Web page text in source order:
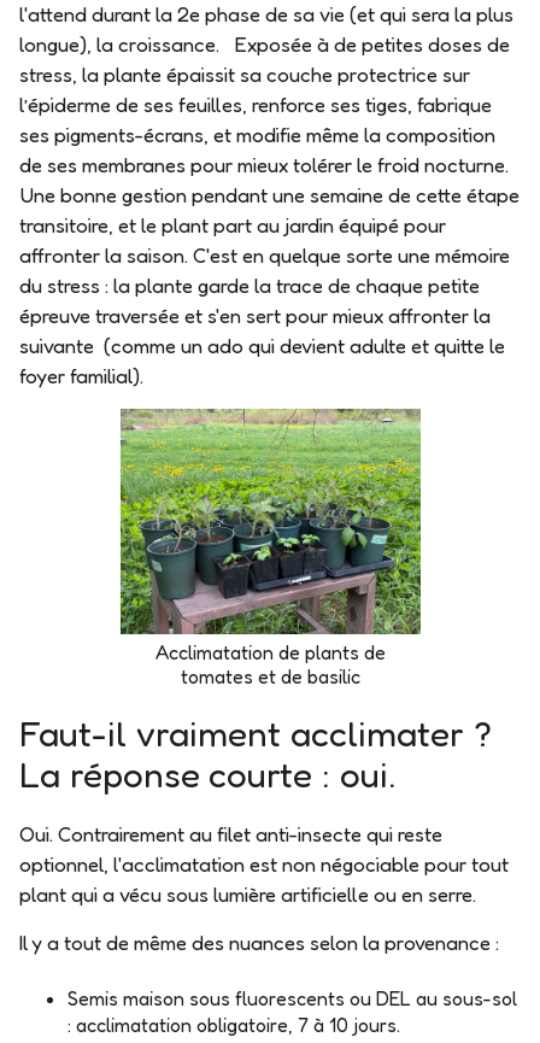
l'attend durant la 2e phase de sa vie (et qui sera la plus
longue), la croissance.
Exposée à de petites doses de
stress, la plante épaissit sa couche protectrice sur
l’épiderme de ses feuilles, renforce ses tiges, fabrique
ses pigments-écrans, et modifie même la composition
de ses membranes pour mieux tolérer le froid nocturne.
Une bonne gestion pendant une semaine de cette étape
transitoire, et le plant part au jardin équipé pour
affronter la saison. C'est en quelque sorte une mémoire
du stress: la plante garde la trace de chaque petite
épreuve traversée et s'en sert pour mieux affronter la
suivante (comme un ado qui devient adulte et quitte le
foyer familial).
Acclimatation de plants de
tomates et de basilic
Faut-il vraiment acclimater ?
La réponse courte : oui.
Oui. Contrairement au filet anti-insecte qui reste
optionnel, l'acclimatation est non négociable pour tout
plant qui a vécu sous lumière artificielle ou en serre.
Il y a tout de même desnuances selon la provenance :
Semis maison sous fluorescents ou DEL au sous-sol
: acclimatation obligatoire, 7 à 10 jours.